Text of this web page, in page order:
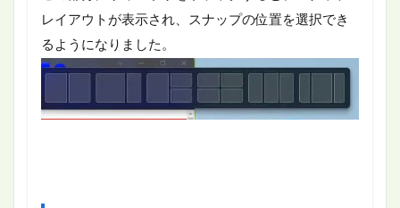
レイアウトが表示され、スナップの位置を選択でき
るようになりました。